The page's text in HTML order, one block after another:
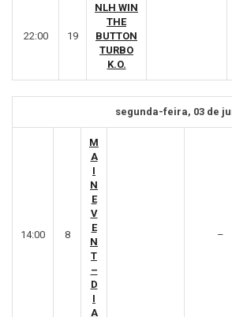
22:00 19
NLH WIN
THE
BUTTON
TURBO
K.O.
segunda-feira, 03 de
14:00 8
M
A
I
N
E
V
E
N
T
–
D
I
A
–